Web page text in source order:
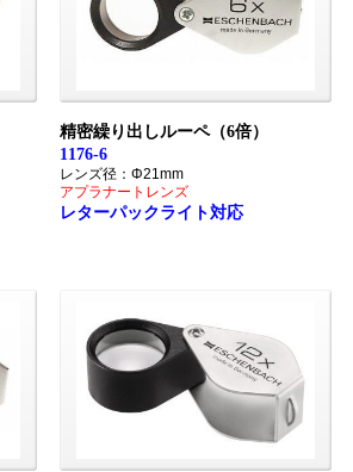
精密繰り出しルーペ（6倍）
1176-6
レンズ径：Φ21mm
アプラナートレンズ
レターパックライト対応